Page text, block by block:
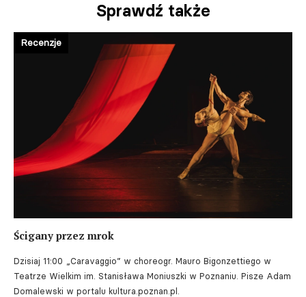
Sprawdź także
Ścigany przez mrok
Dzisiaj 11:00 „Caravaggio” w choreogr. Mauro Bigonzettiego w
Teatrze Wielkim im. Stanisława Moniuszki w Poznaniu. Pisze Adam
Domalewski w portalu kultura.poznan.pl.
Recenzje